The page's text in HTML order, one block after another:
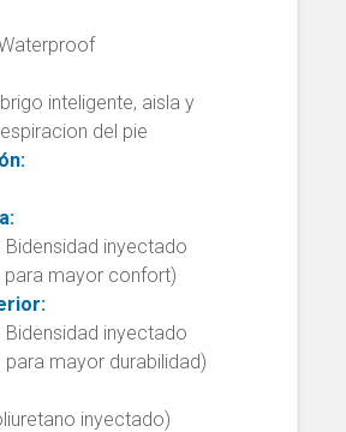
inteligente, aisla y
del pie
Bidensidad inyectado
para mayor confort)
Bidensidad inyectado
mayor durabilidad)
inyectado)